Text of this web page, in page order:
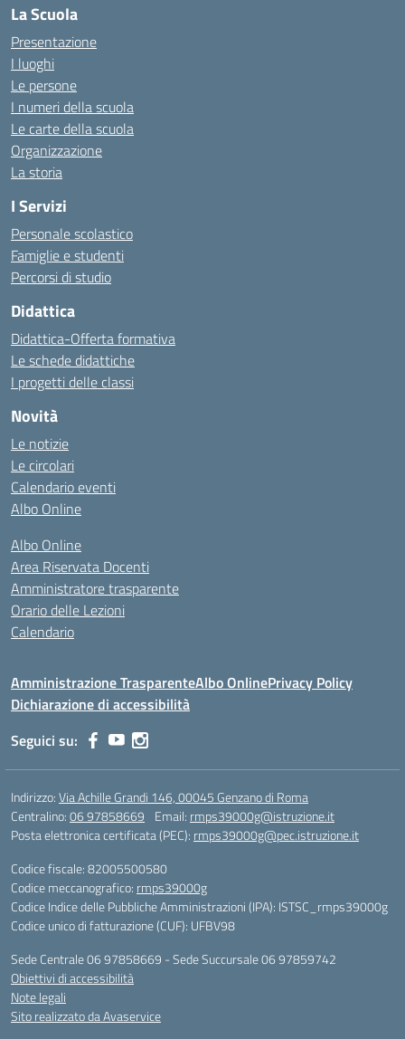
La Scuola
Presentazione
I luoghi
Le persone
I numeri della scuola
Le carte della scuola
Organizzazione
La storia
I Servizi
Personale scolastico
Famiglie e studenti
Percorsi di studio
Didattica
Didattica-Offerta formativa
Le schede didattiche
I progetti delle classi
Novità
Le notizie
Le circolari
Calendario eventi
Albo Online
Albo Online
Area Riservata Docenti
Amministratore trasparente
Orario delle Lezioni
Calendario
Amministrazione TrasparenteAlbo OnlinePrivacy Policy
Dichiarazione di accessibilità
Seguici su:
Indirizzo:Via Achille Grandi 146, 00045 Genzano di Roma
Centralino:06 97858669 Email: rmps39000g@istruzione.it
Posta elettronica certificata (PEC): rmps39000g@pec.istruzione.it
Codice fiscale: 82005500580
Codice meccanografico: rmps39000g
Codice Indice delle Pubbliche Amministrazioni (IPA): ISTSC_rmps39000g
Codice unico di fatturazione (CUF): UFBV98
Sede Centrale 06 97858669 - Sede Succursale 06 97859742
Obiettivi di accessibilità
Note legali
Sito realizzato da Avaservice